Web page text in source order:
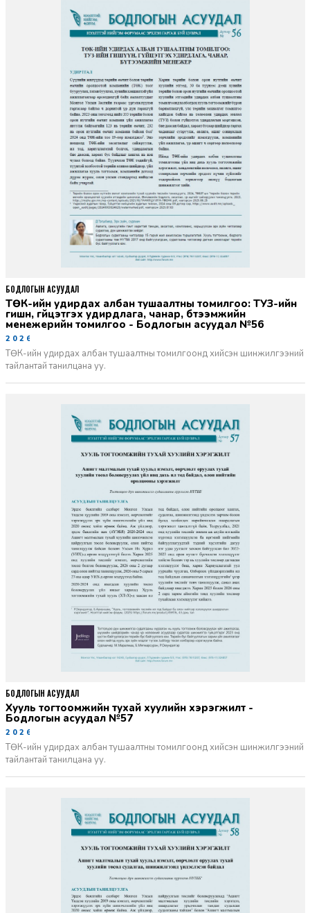
ТӨК-ийн удирдах албан тушаалтны томилгоо: ТУЗ-ийн
гишүүн, гүйцэтгэх удирдлага, чанар, бүтээмжийн
менежерийн томилгоо - Бодлогын асуудал №56
2026-06-02
ТӨК-ийн удирдах албан тушаалтны томилгоонд хийсэн шинжилгээний
тайлантай танилцана уу.
БОДЛОГЫН АСУУДАЛ
Хууль тогтоомжийн тухай хуулийн хэрэгжилт -
Бодлогын асуудал №57
2026-06-02
ТӨК-ийн удирдах албан тушаалтны томилгоонд хийсэн шинжилгээний
тайлантай танилцана уу.
БОДЛОГЫН АСУУДАЛ